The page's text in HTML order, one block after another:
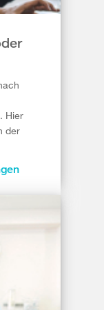
Hier
der